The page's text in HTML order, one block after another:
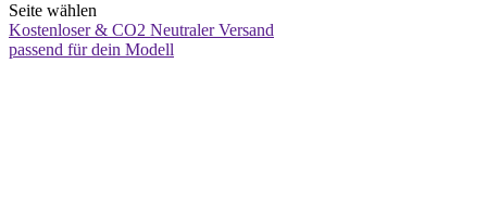
Seite wählen
Kostenloser & CO2 Neutraler Versand
passend für dein Modell